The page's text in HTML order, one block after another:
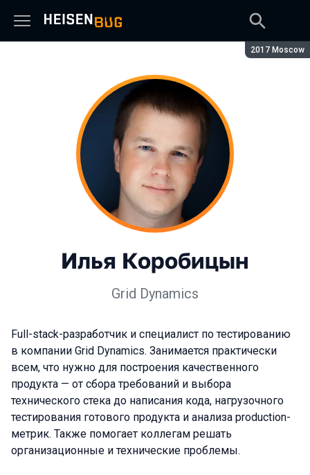
Сезон:
2017 Moscow
Илья Коробицын
Grid Dynamics
Full-stack-разработчик и специалист по тестированию
в компании Grid Dynamics. Занимается практически
всем, что нужно для построения качественного
продукта — от сбора требований и выбора
технического стека до написания кода, нагрузочного
тестирования готового продукта и анализа production-
метрик. Также помогает коллегам решать
организационные и технические проблемы.